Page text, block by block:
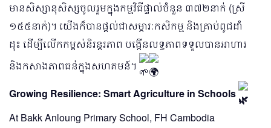
មានសិស្សានុសិស្សចូលរួមក្នុងកម្មវិធីផ្ទាល់ចំនួន ៣៧២នាក់ (ស្រី
១៥៥នាក់)។ យើងក៏បានផ្តល់ជាសម្ភារៈកសិកម្ម និងគ្រាប់ពូជដាំ
ដុះ ដើម្បីលើកកម្ពស់និរន្តរភាព បង្កើនលទ្ធភាពទទួលបានអាហារ
និងកសាងភាពធន់ក្នុងសហគមន៍។
Growing Resilience: Smart Agriculture in Schools
At Bakk Anloung Primary School, FH Cambodia